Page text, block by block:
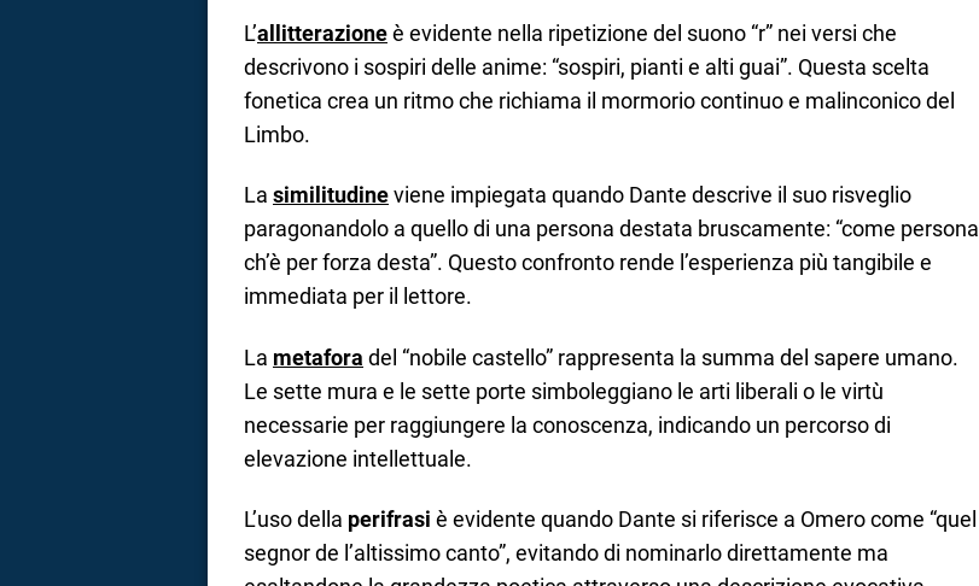
L’allitterazioneè evidente nella ripetizione del suono “r” nei versi che
descrivono i sospiri delle anime: “sospiri, pianti e alti guai”. Questa scelta
fonetica crea un ritmo che richiama il mormorio continuo e malinconico del
Limbo.
La similitudineviene impiegata quando Dante descrive il suo risveglio
paragonandolo a quello di una persona destata bruscamente: “come persona
ch’è per forza desta”. Questo confronto rende l’esperienza più tangibile e
immediata per il lettore.
La metafora del “nobile castello” rappresenta la summa del sapere umano.
Le sette mura e le sette porte simboleggiano le arti liberali o le virtù
necessarie per raggiungere la conoscenza, indicando un percorso di
elevazione intellettuale.
L’uso della perifrasi è evidente quando Dante si riferisce a Omero come “quel
segnor de l’altissimo canto”, evitando di nominarlo direttamente ma